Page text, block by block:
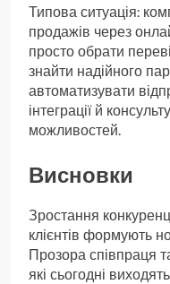
Типова ситуація:
продажів через
просто обрати
знайти надійного
автоматизувати
інтеграції й
можливостей.
Висновки
Зростання
клієнтів формують
Прозора співпраця
які сьогодні